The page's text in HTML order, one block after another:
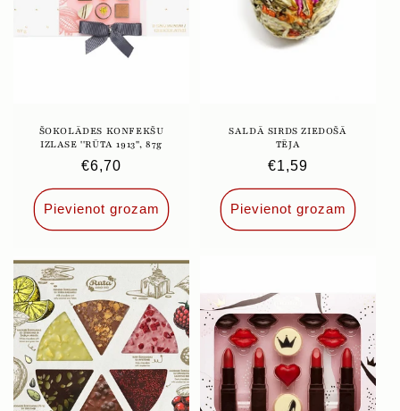
ŠOKOLĀDES KONFEKŠU
IZLASE ''RŪTA 1913'', 87g
Parastā
cena
€6,70
Pievienot grozam
SALDĀ SIRDS ZIEDOŠĀ
TĒJA
Parastā
cena
€1,59
Pievienot grozam